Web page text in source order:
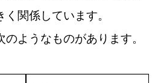
く関係しています。
ようなものがあります。